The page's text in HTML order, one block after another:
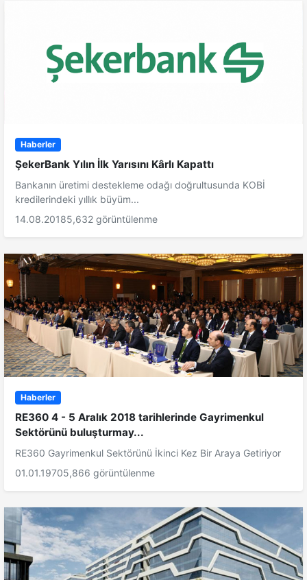
Haberler
ŞekerBank Yılın İlk Yarısını Kârlı Kapattı
Bankanın üretimi destekleme odağı doğrultusunda KOBİ
kredilerindeki yıllık büyüm...
14.08.20185,632 görüntülenme
Haberler
RE360 4 - 5 Aralık 2018 tarihlerinde Gayrimenkul
Sektörünü buluşturmay...
RE360 Gayrimenkul Sektörünü İkinci Kez Bir Araya Getiriyor
01.01.19705,866 görüntülenme